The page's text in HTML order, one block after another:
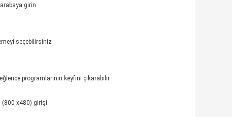
girin
seçebilirsiniz
programlarının keyfini çıkarabilir.
(800 x480) girişi